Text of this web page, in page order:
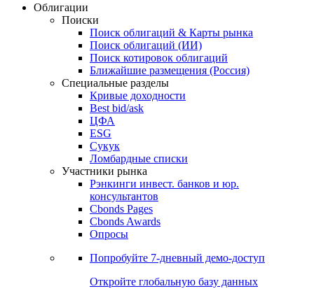
Облигации
Поиски
Поиск облигаций & Карты рынка
Поиск облигаций (ИИ)
Поиск котировок облигаций
Ближайшие размещения (Россия)
Специальные разделы
Кривые доходности
Best bid/ask
ЦФА
ESG
Сукук
Ломбардные списки
Участники рынка
Рэнкинги инвест. банков и юр.
консультантов
Cbonds Pages
Cbonds Awards
Опросы
Попробуйте 7-дневный демо-доступ
Откройте глобальную базу данных